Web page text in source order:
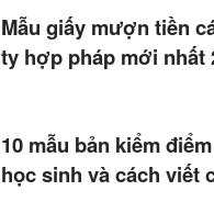
Mẫu giấy mượn tiền
ty hợp pháp mới nhất
10 mẫu bản kiểm
học sinh và cách viết